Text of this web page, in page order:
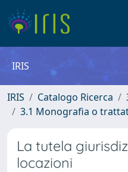
IRIS
IRIS Catalogo Ricerca
3.1 Monografia o
La tutela
locazioni